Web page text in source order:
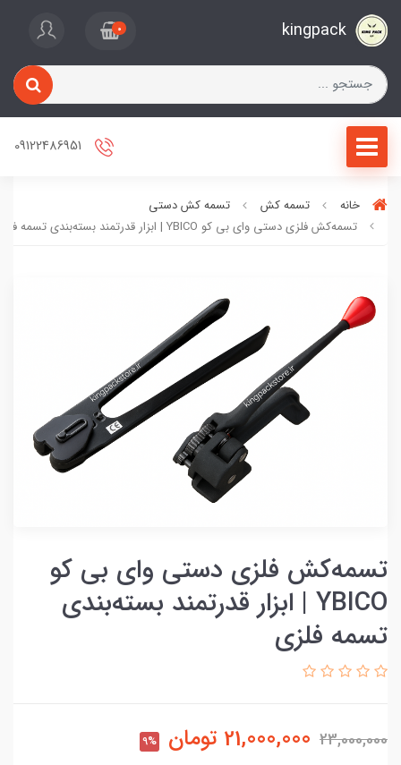
kingpack
0
خانه تسمه کش
تسمه کش دستی
تسمه‌کش فلزی دستی وای بی کو YBICO | ابزار قدرتمند بسته‌بندی تسمه فلزی
تسمه‌کش فلزی دستی وای بی کو
YBICO | ابزار قدرتمند بسته‌بندی
تسمه فلزی
23,000,000
21,000,000 تومان 9%